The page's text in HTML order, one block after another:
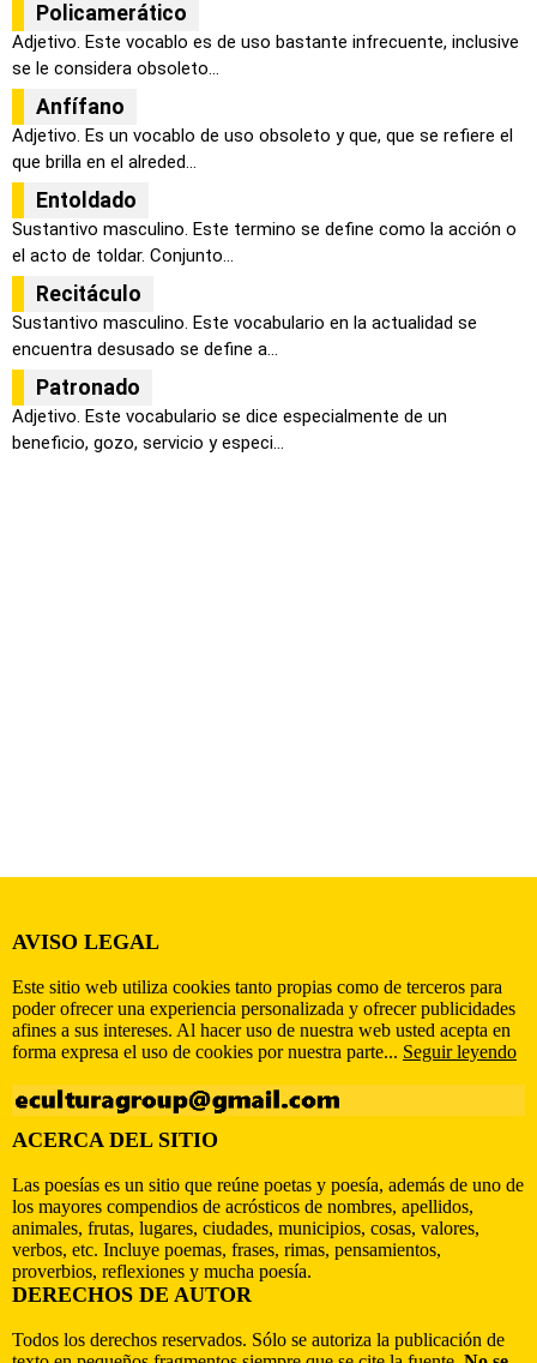
Policamerático
Adjetivo. Este vocablo es de uso bastante infrecuente, inclusive
se le considera obsoleto...
Anfífano
Adjetivo. Es un vocablo de uso obsoleto y que, que se refiere el
que brilla en el alreded...
Entoldado
Sustantivo masculino. Este termino se define como la acción o
el acto de toldar. Conjunto...
Recitáculo
Sustantivo masculino. Este vocabulario en la actualidad se
encuentra desusado se define a...
Patronado
Adjetivo. Este vocabulario se dice especialmente de un
beneficio, gozo, servicio y especi...
AVISO LEGAL
Este sitio web utiliza cookies tanto propias como de terceros para
poder ofrecer una experiencia personalizada y ofrecer publicidades
afines a sus intereses. Al hacer uso de nuestra web usted acepta en
forma expresa el uso de cookies por nuestra parte... Seguir leyendo
ACERCA DEL SITIO
Las poesías es un sitio que reúne poetas y poesía, además de uno de
los mayores compendios de acrósticos de nombres, apellidos,
animales, frutas, lugares, ciudades, municipios, cosas, valores,
verbos, etc. Incluye poemas, frases, rimas, pensamientos,
proverbios, reflexiones y mucha poesía.
DERECHOS DE AUTOR
Todos los derechos reservados. Sólo se autoriza la publicación de